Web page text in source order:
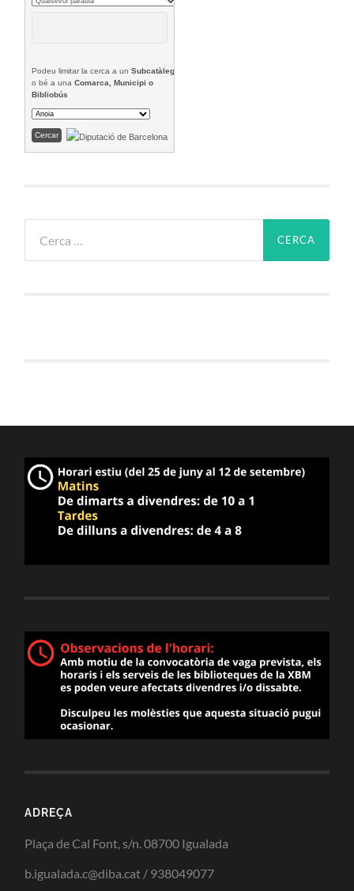
Podeu limitar la cerca a unSubcatàleg
o bé a unaComarca, Municipi o
Bibliobús
ADREÇA
Plaça de Cal Font, s/n. 08700 Igualada
b.igualada.c@diba.cat / 938049077